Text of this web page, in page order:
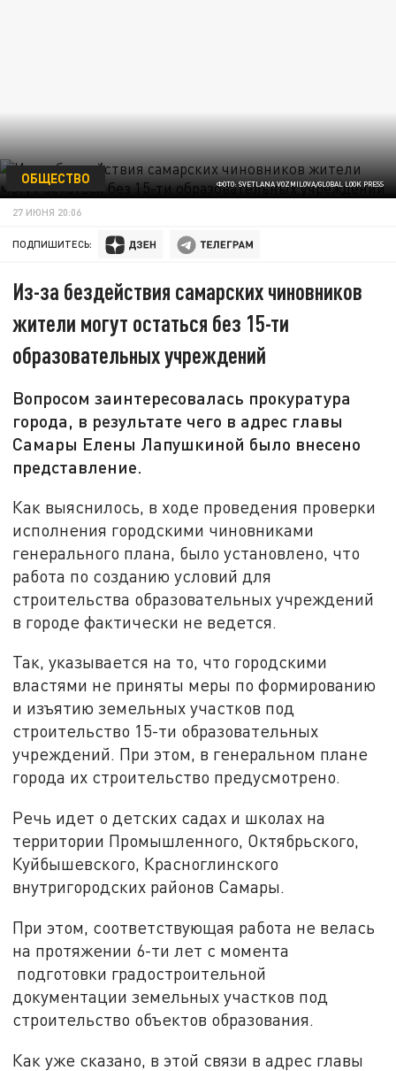
ФОТО: SVETLANA VOZMILOVA/GLOBAL LOOK PRESS
ОБЩЕСТВО
27 ИЮНЯ 20:06
ПОДПИШИТЕСЬ:
Из-за бездействия самарских чиновников
жители могут остаться без 15-ти
образовательных учреждений
Вопросом заинтересовалась прокуратура
города, в результате чего в адрес главы
Самары Елены Лапушкиной было внесено
представление.
Как выяснилось, в ходе проведения проверки
исполнения городскими чиновниками
генерального плана, было установлено, что
работа по созданию условий для
строительства образовательных учреждений
в городе фактически не ведется.
Так, указывается на то, что городскими
властями не приняты меры по формированию
и изъятию земельных участков под
строительство 15-ти образовательных
учреждений. При этом, в генеральном плане
города их строительство предусмотрено.
Речь идет о детских садах и школах на
территории Промышленного, Октябрьского,
Куйбышевского, Красноглинского
внутригородских районов Самары.
При этом, соответствующая работа не велась
на протяжении 6-ти лет с момента
подготовки градостроительной
документации земельных участков под
строительство объектов образования.
Как уже сказано, в этой связи в адрес главы